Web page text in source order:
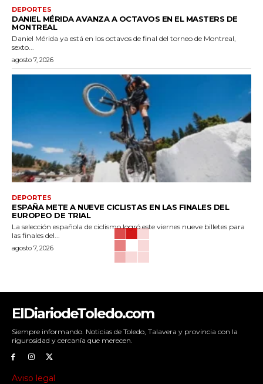
DEPORTES
DANIEL MÉRIDA AVANZA A OCTAVOS EN EL MASTERS DE
MONTREAL
Daniel Mérida ya está en los octavos de final del torneo de Montreal,
sexto...
agosto 7, 2026
DEPORTES
ESPAÑA METE A NUEVE CICLISTAS EN LAS FINALES DEL
EUROPEO DE TRIAL
La selección española de ciclismo logró este viernes nueve billetes para
las finales del...
agosto 7, 2026
ElDiariodeToledo.com
Siempre informando. Noticias de Toledo, Talavera y provincia con la
rigurosidad y cercanía que merecen.
Aviso legal